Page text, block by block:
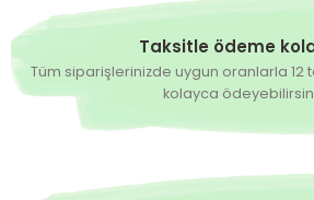
Taksitle ödeme
Tüm siparişlerinizde uygun oranlarla 12
kolayca